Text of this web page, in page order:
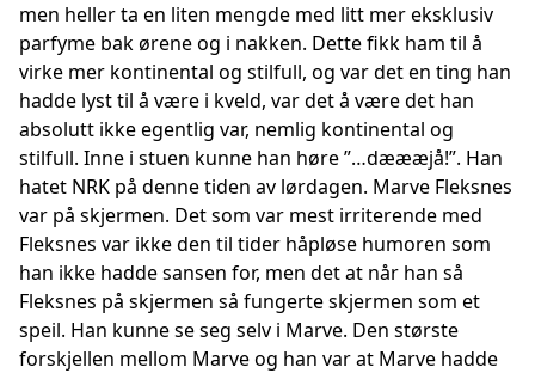
men heller ta en liten mengde med litt mer eksklusiv
parfyme bak ørene og i nakken. Dette fikk ham til å
virke mer kontinental og stilfull, og var det en ting han
hadde lyst til å være i kveld, var det å være det han
absolutt ikke egentlig var, nemlig kontinental og
stilfull. Inne i stuen kunne han høre ”…dæææjå!”. Han
hatet NRK på denne tiden av lørdagen. Marve Fleksnes
var på skjermen. Det som var mest irriterende med
Fleksnes var ikke den til tider håpløse humoren som
han ikke hadde sansen for, men det at når han så
Fleksnes på skjermen så fungerte skjermen som et
speil. Han kunne se seg selv i Marve. Den største
forskjellen mellom Marve og han var at Marve hadde